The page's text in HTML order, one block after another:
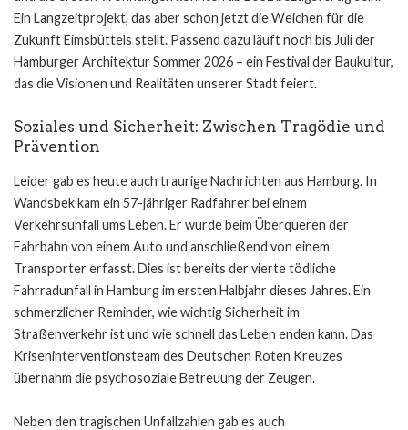
Ein Langzeitprojekt, das aber schon jetzt die Weichen für die
Zukunft Eimsbüttels stellt. Passend dazu läuft noch bis Juli der
Hamburger Architektur Sommer 2026 – ein Festival der Baukultur,
das die Visionen und Realitäten unserer Stadt feiert.
Soziales und Sicherheit: Zwischen Tragödie und
Prävention
Leider gab es heute auch traurige Nachrichten aus Hamburg. In
Wandsbek kam ein 57-jähriger Radfahrer bei einem
Verkehrsunfall ums Leben. Er wurde beim Überqueren der
Fahrbahn von einem Auto und anschließend von einem
Transporter erfasst. Dies ist bereits der vierte tödliche
Fahrradunfall in Hamburg im ersten Halbjahr dieses Jahres. Ein
schmerzlicher Reminder, wie wichtig Sicherheit im
Straßenverkehr ist und wie schnell das Leben enden kann. Das
Kriseninterventionsteam des Deutschen Roten Kreuzes
übernahm die psychosoziale Betreuung der Zeugen.
Neben den tragischen Unfallzahlen gab es auch